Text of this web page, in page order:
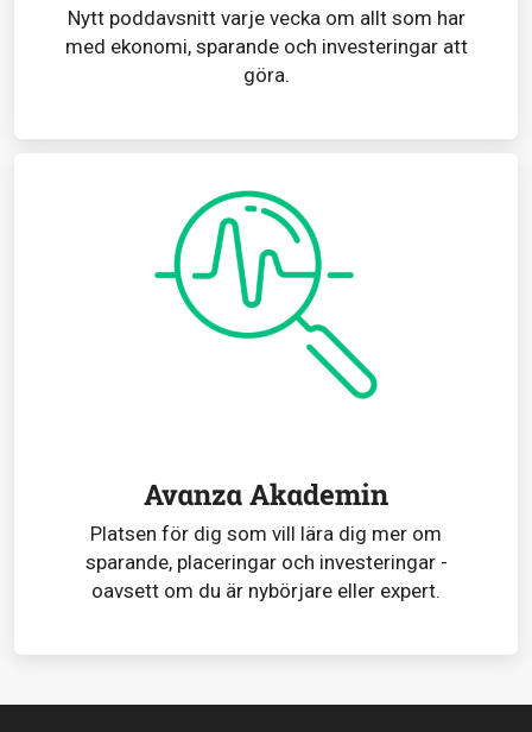
Nytt poddavsnitt varje vecka om allt som har
med ekonomi, sparande och investeringar att
göra.
Avanza Akademin
Platsen för dig som vill lära dig mer om
sparande, placeringar och investeringar -
oavsett om du är nybörjare eller expert.